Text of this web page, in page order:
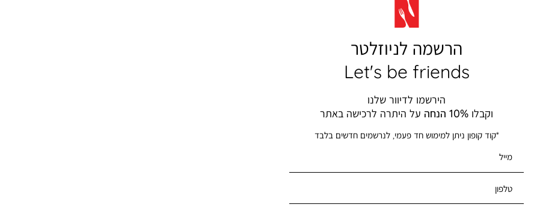
הרשמה לניוזלטר
Let's be friends
הירשמו לדיוור שלנו
וקבלו 10% הנחה על היתרה לרכישה באתר
*קוד קופון ניתן למימוש חד פעמי, לנרשמים חדשים בלבד
מייל
טלפון